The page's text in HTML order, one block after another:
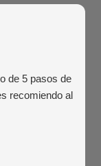
de 5 pasos de
recomiendo al